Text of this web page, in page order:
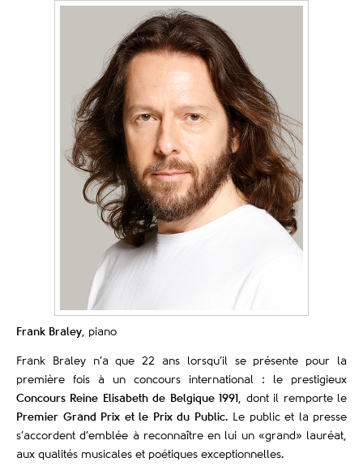
Frank Braley, piano
Frank Braley n’a que 22 ans lorsqu’il se présente pour la
première fois à un concours international : le prestigieux
Concours Reine Elisabeth de Belgique 1991 , dont il remporte le
Premier Grand Prix et le Prix du Public. Le public et la presse
s’accordent d’emblée à reconnaître en lui un «grand» lauréat,
aux qualités musicales et poétiques exceptionnelles.